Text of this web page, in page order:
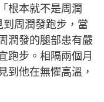
根本就不是周潤
周潤發跑步，當
潤發的腿部患有嚴
跑步。相隔兩個月
到他在無懼高溫，